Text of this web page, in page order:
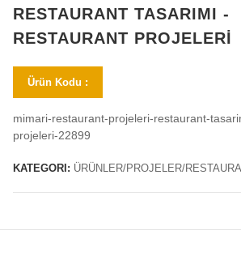
RESTAURANT TASARIMI -
RESTAURANT PROJELERİ
Ürün Kodu :
mimari-restaurant-projeleri-restaurant-
projeleri-22899
KATEGORI: ÜRÜNLER/PROJELER/